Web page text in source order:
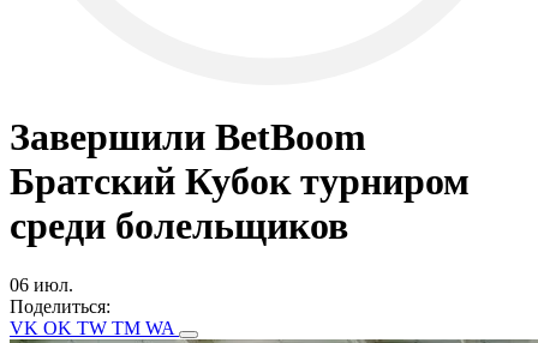
Завершили BetBoom
Братский Кубок турниром
среди болельщиков
06 июл.
Поделиться:
VK OK TW TM WA